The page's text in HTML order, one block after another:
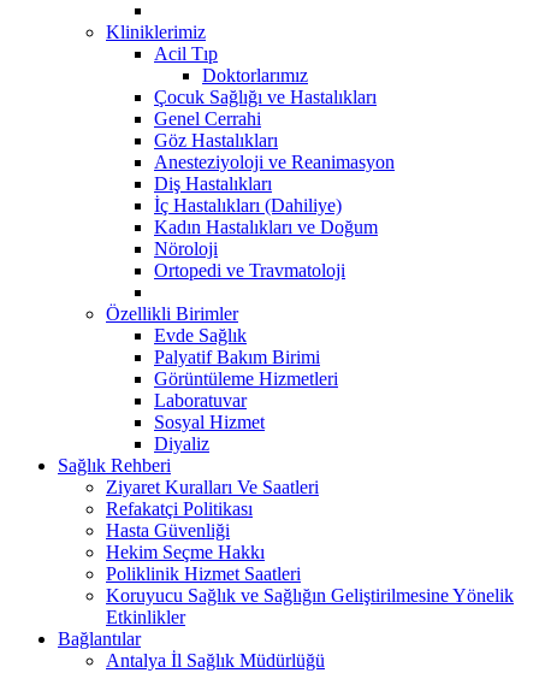
Kliniklerimiz
Acil Tıp
Doktorlarımız
Çocuk Sağlığı ve Hastalıkları
Genel Cerrahi
Göz Hastalıkları
Anesteziyoloji ve Reanimasyon
Diş Hastalıkları
İç Hastalıkları (Dahiliye)
Kadın Hastalıkları ve Doğum
Nöroloji
Ortopedi ve Travmatoloji
Özellikli Birimler
Evde Sağlık
Palyatif Bakım Birimi
Görüntüleme Hizmetleri
Laboratuvar
Sosyal Hizmet
Diyaliz
Sağlık Rehberi
Ziyaret Kuralları Ve Saatleri
Refakatçi Politikası
Hasta Güvenliği
Hekim Seçme Hakkı
Poliklinik Hizmet Saatleri
Koruyucu Sağlık ve Sağlığın Geliştirilmesine Yönelik
Etkinlikler
Bağlantılar
Antalya İl Sağlık Müdürlüğü